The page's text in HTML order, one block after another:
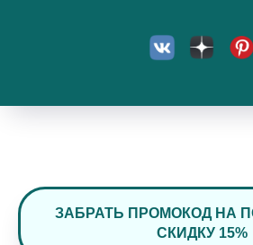
ЗАБРАТЬ ПРОМОКОД НА
СКИДКУ 15%